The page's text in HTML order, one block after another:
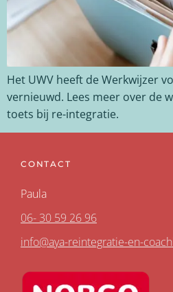
Het UWV heeft de Werkwijzer
vernieuwd. Lees meer over de
toets bij re-integratie.
CONTACT
Paula
06- 30 59 26 96
info@aya-reintegratie-en-